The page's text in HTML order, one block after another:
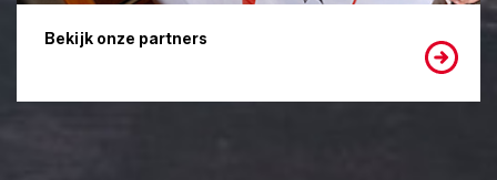
Bekijk onze partners